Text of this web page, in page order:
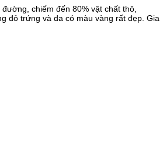
chiếm đến 80% vật chất thô,
đỏ trứng và da có màu vàng rất đẹp. Gia